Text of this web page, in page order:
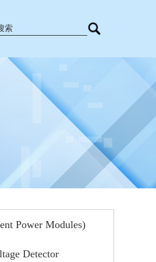
Power Modules)
Detector